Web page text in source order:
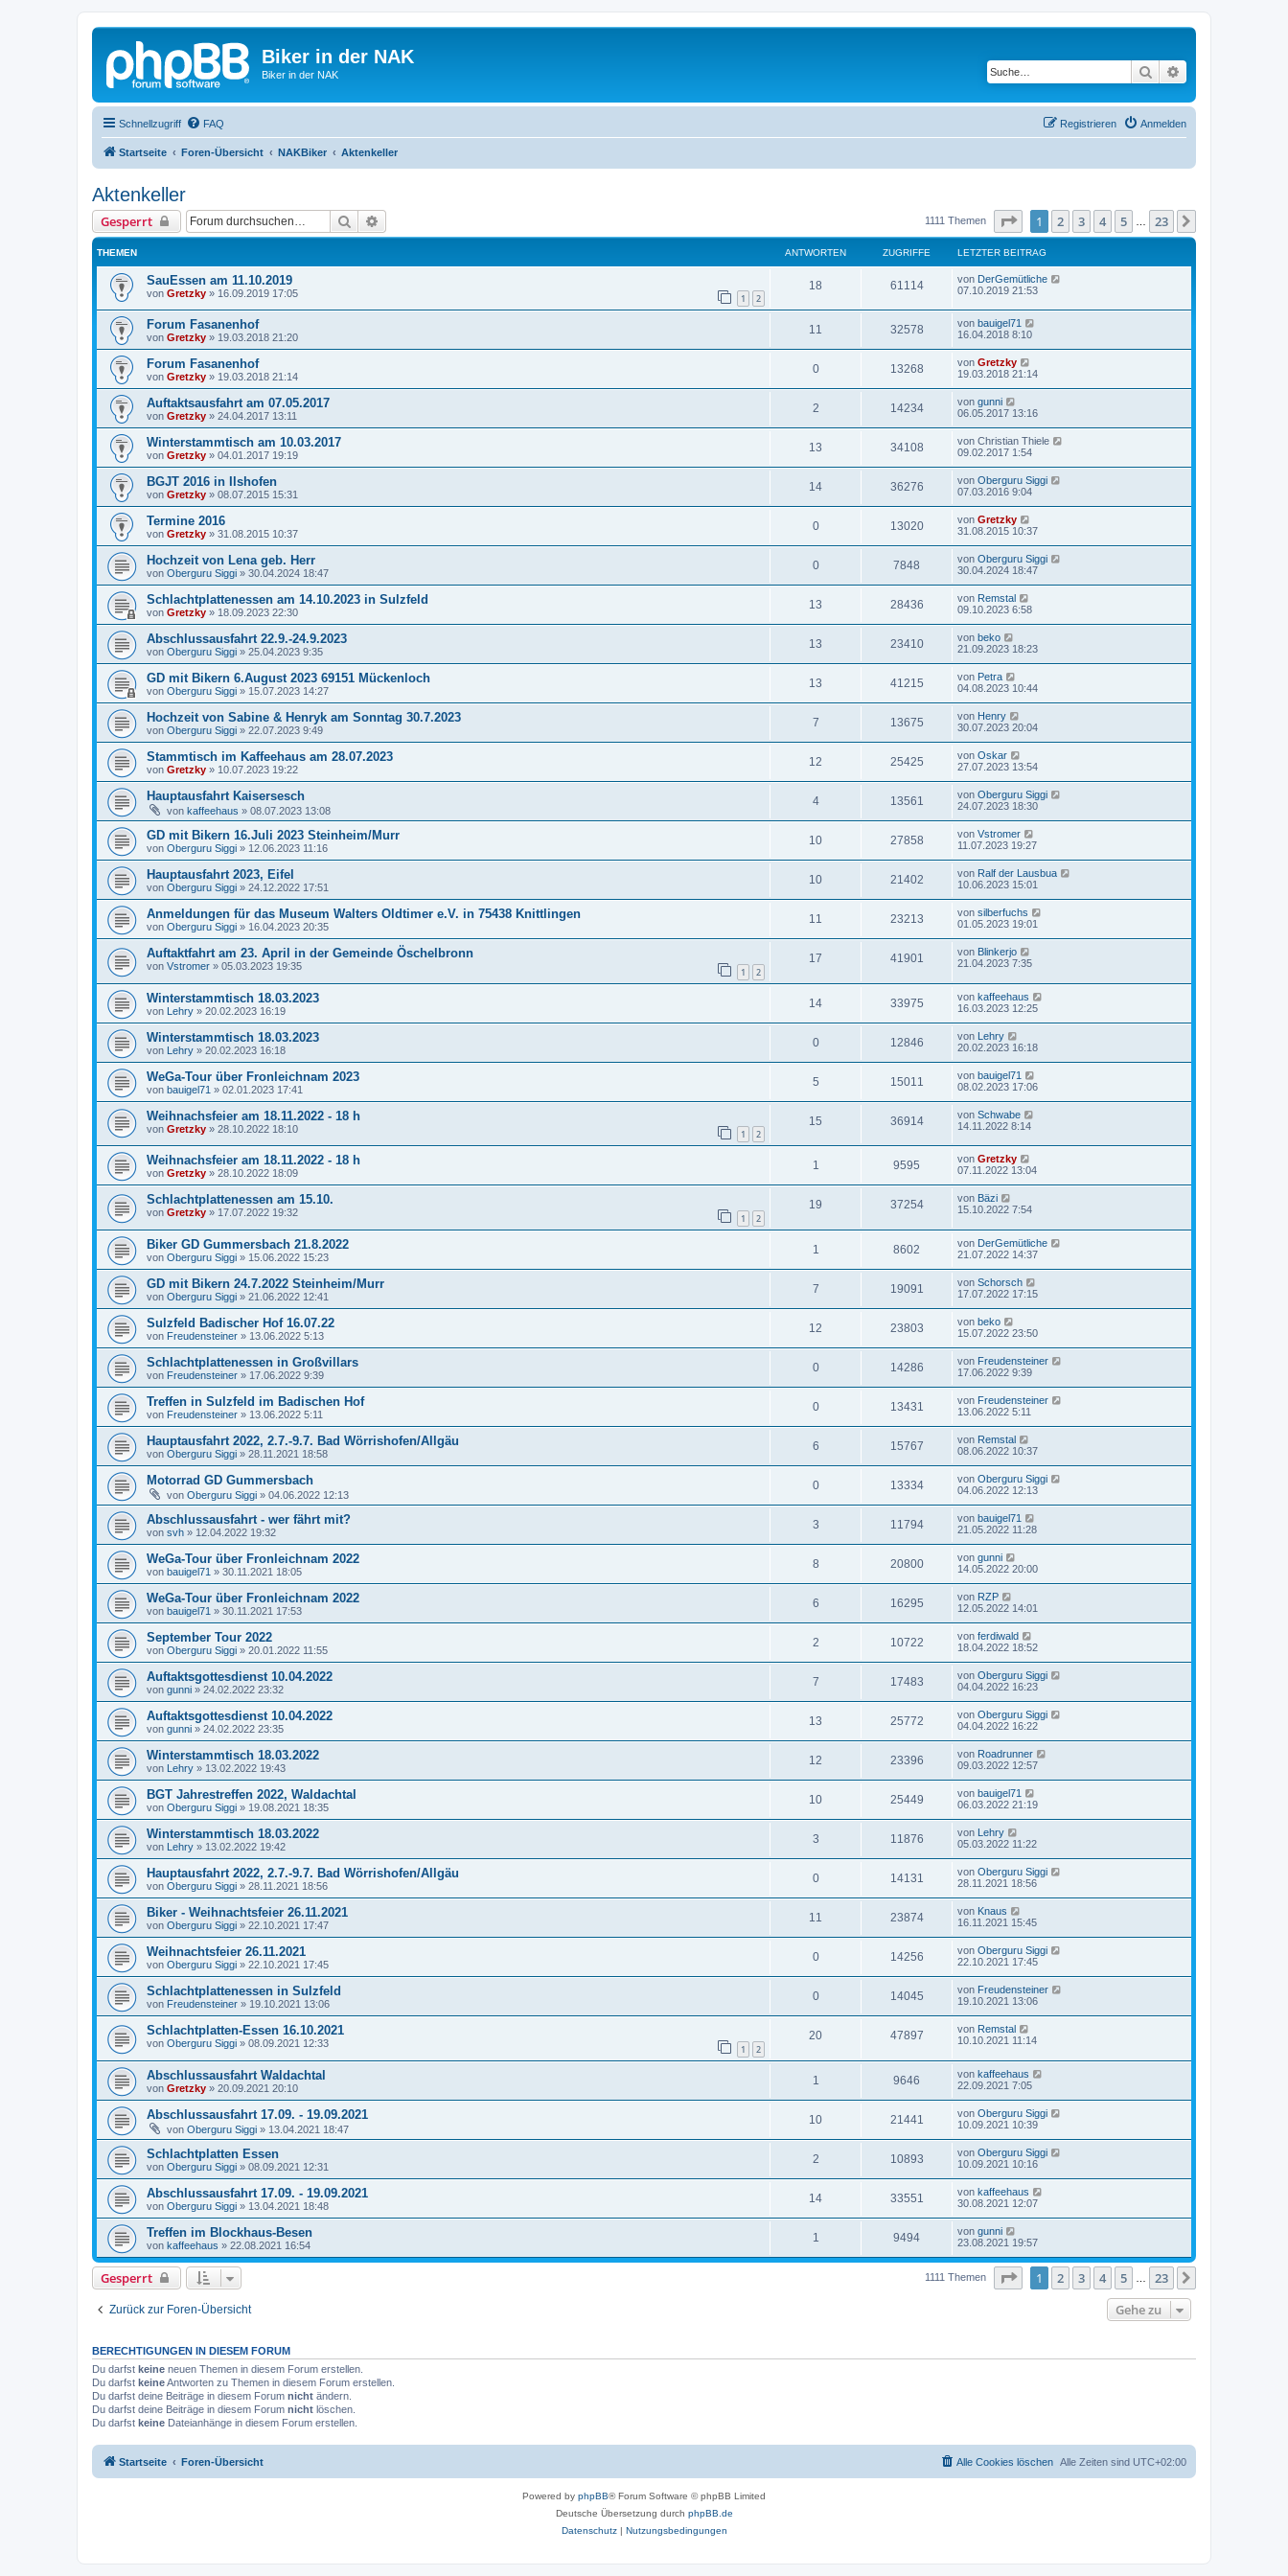
Biker in der NAK
Biker in der NAK Suche
Schnellzugriff FAQ Anmelden
Registrieren
Startseite Foren-Übersicht NAKBiker Aktenkeller
Aktenkeller
Gesperrt Suche 1111 Themen Seite von23
1 2 3 4 5 23
THEMEN ANTWORTEN ZUGRIFFE LETZTER BEITRAG
SauEssen am 11.10.2019
von Gretzky » 16.09.2019 17:05 1 2
18 61114 von DerGemütliche
07.10.2019 21:53
Forum Fasanenhof
von Gretzky » 19.03.2018 21:20
11 32578 von bauigel71
16.04.2018 8:10
Forum Fasanenhof
von Gretzky » 19.03.2018 21:14
0 13268 von Gretzky
19.03.2018 21:14
Auftaktsausfahrt am 07.05.2017
von Gretzky » 24.04.2017 13:11
2 14234 von gunni
06.05.2017 13:16
Winterstammtisch am 10.03.2017
von Gretzky » 04.01.2017 19:19
13 34108 von Christian Thiele
09.02.2017 1:54
BGJT 2016 in Ilshofen
von Gretzky » 08.07.2015 15:31
14 36276 von Oberguru Siggi
07.03.2016 9:04
Termine 2016
von Gretzky » 31.08.2015 10:37
0 13020 von Gretzky
31.08.2015 10:37
Hochzeit von Lena geb. Herr
von Oberguru Siggi » 30.04.2024 18:47
0 7848 von Oberguru Siggi
30.04.2024 18:47
Schlachtplattenessen am 14.10.2023 in Sulzfeld
von Gretzky » 18.09.2023 22:30
13 28436 von Remstal
09.10.2023 6:58
Abschlussausfahrt 22.9.-24.9.2023
von Oberguru Siggi » 25.04.2023 9:35
13 23410 von beko
21.09.2023 18:23
GD mit Bikern 6.August 2023 69151 Mückenloch
von Oberguru Siggi » 15.07.2023 14:27
13 41215 von Petra
04.08.2023 10:44
Hochzeit von Sabine & Henryk am Sonntag 30.7.2023
von Oberguru Siggi » 22.07.2023 9:49
7 13675 von Henry
30.07.2023 20:04
Stammtisch im Kaffeehaus am 28.07.2023
von Gretzky » 10.07.2023 19:22
12 25425 von Oskar
27.07.2023 13:54
Hauptausfahrt Kaisersesch
von kaffeehaus » 08.07.2023 13:08
4 13561 von Oberguru Siggi
24.07.2023 18:30
GD mit Bikern 16.Juli 2023 Steinheim/Murr
von Oberguru Siggi » 12.06.2023 11:16
10 27858 von Vstromer
11.07.2023 19:27
Hauptausfahrt 2023, Eifel
von Oberguru Siggi » 24.12.2022 17:51
10 21402 von Ralf der Lausbua
10.06.2023 15:01
Anmeldungen für das Museum Walters Oldtimer e.V. in 75438 Knittlingen
von Oberguru Siggi » 16.04.2023 20:35
11 23213 von silberfuchs
01.05.2023 19:01
Auftaktfahrt am 23. April in der Gemeinde Öschelbronn
von Vstromer » 05.03.2023 19:35 1 2
17 41901 von Blinkerjo
21.04.2023 7:35
Winterstammtisch 18.03.2023
von Lehry » 20.02.2023 16:19
14 33975 von kaffeehaus
16.03.2023 12:25
Winterstammtisch 18.03.2023
von Lehry » 20.02.2023 16:18
0 12846 von Lehry
20.02.2023 16:18
WeGa-Tour über Fronleichnam 2023
von bauigel71 » 02.01.2023 17:41
5 15011 von bauigel71
08.02.2023 17:06
Weihnachsfeier am 18.11.2022 - 18 h
von Gretzky » 28.10.2022 18:10 1 2
15 36914 von Schwabe
14.11.2022 8:14
Weihnachsfeier am 18.11.2022 - 18 h
von Gretzky » 28.10.2022 18:09
1 9595 von Gretzky
07.11.2022 13:04
Schlachtplattenessen am 15.10.
von Gretzky » 17.07.2022 19:32 1 2
19 37254 von Bäzi
15.10.2022 7:54
Biker GD Gummersbach 21.8.2022
von Oberguru Siggi » 15.06.2022 15:23
1 8602 von DerGemütliche
21.07.2022 14:37
GD mit Bikern 24.7.2022 Steinheim/Murr
von Oberguru Siggi » 21.06.2022 12:41
7 19091 von Schorsch
17.07.2022 17:15
Sulzfeld Badischer Hof 16.07.22
von Freudensteiner » 13.06.2022 5:13
12 23803 von beko
15.07.2022 23:50
Schlachtplattenessen in Großvillars
von Freudensteiner » 17.06.2022 9:39
0 14286 von Freudensteiner
17.06.2022 9:39
Treffen in Sulzfeld im Badischen Hof
von Freudensteiner » 13.06.2022 5:11
0 13431 von Freudensteiner
13.06.2022 5:11
Hauptausfahrt 2022, 2.7.-9.7. Bad Wörrishofen/Allgäu
von Oberguru Siggi » 28.11.2021 18:58
6 15767 von Remstal
08.06.2022 10:37
Motorrad GD Gummersbach
von Oberguru Siggi » 04.06.2022 12:13
0 13334 von Oberguru Siggi
04.06.2022 12:13
Abschlussausfahrt - wer fährt mit?
von svh » 12.04.2022 19:32
3 11794 von bauigel71
21.05.2022 11:28
WeGa-Tour über Fronleichnam 2022
von bauigel71 » 30.11.2021 18:05
8 20800 von gunni
14.05.2022 20:00
WeGa-Tour über Fronleichnam 2022
von bauigel71 » 30.11.2021 17:53
6 16295 von RZP
12.05.2022 14:01
September Tour 2022
von Oberguru Siggi » 20.01.2022 11:55
2 10722 von ferdiwald
18.04.2022 18:52
Auftaktsgottesdienst 10.04.2022
von gunni » 24.02.2022 23:32
7 17483 von Oberguru Siggi
04.04.2022 16:23
Auftaktsgottesdienst 10.04.2022
von gunni » 24.02.2022 23:35
13 25772 von Oberguru Siggi
04.04.2022 16:22
Winterstammtisch 18.03.2022
von Lehry » 13.02.2022 19:43
12 23396 von Roadrunner
09.03.2022 12:57
BGT Jahrestreffen 2022, Waldachtal
von Oberguru Siggi » 19.08.2021 18:35
10 25449 von bauigel71
06.03.2022 21:19
Winterstammtisch 18.03.2022
von Lehry » 13.02.2022 19:42
3 11876 von Lehry
05.03.2022 11:22
Hauptausfahrt 2022, 2.7.-9.7. Bad Wörrishofen/Allgäu
von Oberguru Siggi » 28.11.2021 18:56
0 14131 von Oberguru Siggi
28.11.2021 18:56
Biker - Weihnachtsfeier 26.11.2021
von Oberguru Siggi » 22.10.2021 17:47
11 23874 von Knaus
16.11.2021 15:45
Weihnachtsfeier 26.11.2021
von Oberguru Siggi » 22.10.2021 17:45
0 14256 von Oberguru Siggi
22.10.2021 17:45
Schlachtplattenessen in Sulzfeld
von Freudensteiner » 19.10.2021 13:06
0 14045 von Freudensteiner
19.10.2021 13:06
Schlachtplatten-Essen 16.10.2021
von Oberguru Siggi » 08.09.2021 12:33 1 2
20 47897 von Remstal
10.10.2021 11:14
Abschlussausfahrt Waldachtal
von Gretzky » 20.09.2021 20:10
1 9646 von kaffeehaus
22.09.2021 7:05
Abschlussausfahrt 17.09. - 19.09.2021
von Oberguru Siggi » 13.04.2021 18:47
10 21441 von Oberguru Siggi
10.09.2021 10:39
Schlachtplatten Essen
von Oberguru Siggi » 08.09.2021 12:31
2 10893 von Oberguru Siggi
10.09.2021 10:16
Abschlussausfahrt 17.09. - 19.09.2021
von Oberguru Siggi » 13.04.2021 18:48
14 33551 von kaffeehaus
30.08.2021 12:07
Treffen im Blockhaus-Besen
von kaffeehaus » 22.08.2021 16:54
1 9494 von gunni
23.08.2021 19:57
Gesperrt 1111 Themen Seite von23
1 2 3 4 5 23
Zurück zur Foren-Übersicht Gehe zu
BERECHTIGUNGEN IN DIESEM FORUM
Du darfst keine neuen Themen in diesem Forum erstellen.
Du darfst keineAntworten zu Themen in diesem Forum erstellen.
Du darfst deine Beiträge in diesem Forum nicht ändern.
Du darfst deine Beiträge in diesem Forum nicht löschen.
Du darfst keine Dateianhänge in diesem Forum erstellen.
Startseite Foren-Übersicht Alle Zeiten sind UTC+02:00
Alle Cookies löschen
Powered by phpBB® Forum Software © phpBB Limited
Deutsche Übersetzung durch phpBB.de
Datenschutz| Nutzungsbedingungen